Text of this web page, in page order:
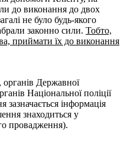
до виконання до двох
не було будь-якого
законно сили. Тобто,
приймати їх до виконання
Державної
Національної поліції
зазначається інформація
знаходиться у
провадження).